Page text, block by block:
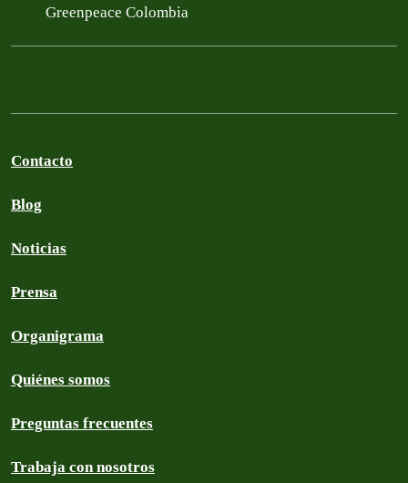
Greenpeace Colombia
Contacto
Blog
Noticias
Prensa
Organigrama
Quiénes somos
Preguntas frecuentes
Trabaja con nosotros